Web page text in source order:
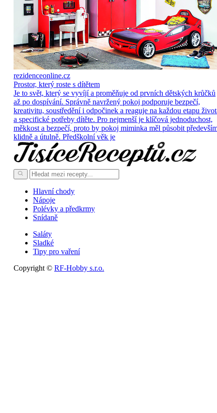
rezidenceonline.cz
Prostor, který roste s dítětem
Je to svět, který se vyvíjí a proměňuje od prvních dětských krůčků
až po dospívání. Správně navržený pokoj podporuje bezpečí,
kreativitu, soustředění i odpočinek a reaguje na každou etapu
a specifické potřeby dítěte. Pro nejmenší je klíčová jednoduchost,
měkkost a bezpečí, proto by pokoj miminka měl působit
klidně a útulně. Předškolní věk je
Hlavní chody
Nápoje
Polévky a předkrmy
Snídaně
Saláty
Sladké
Tipy pro vaření
Copyright © RF-Hobby s.r.o.